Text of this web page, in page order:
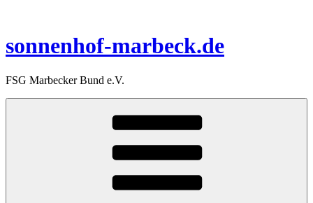
sonnenhof-marbeck.de
FSG Marbecker Bund e.V.